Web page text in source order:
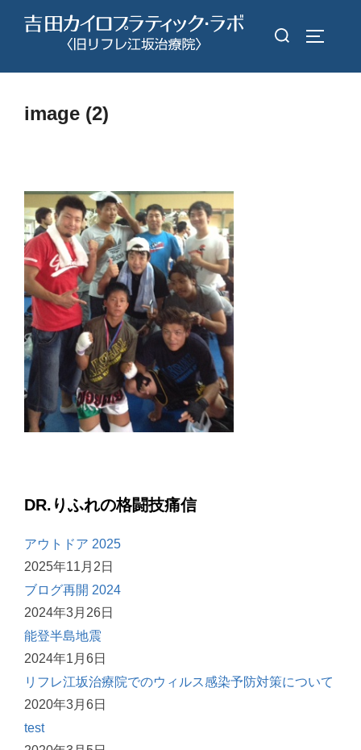
検
対
image (2)
DR.りふれの格闘技痛信
アウトドア 2025
2025年11月2日
ブログ再開 2024
2024年3月26日
能登半島地震
2024年1月6日
リフレ江坂治療院でのウィルス感染予防対策について
2020年3月6日
test